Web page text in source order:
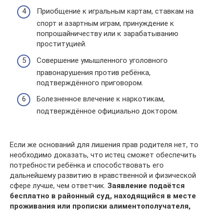
Приобщение к игральным картам, ставкам на
спорт и азартным играм, принуждение к
попрошайничеству или к зарабатыванию
проституцией.
Совершение умышленного уголовного
правонарушения против ребёнка,
подтверждённого приговором.
Болезненное влечение к наркотикам,
подтверждённое официально доктором.
Если же оснований для лишения прав родителя нет, то
необходимо доказать, что истец сможет обеспечить
потребности ребёнка и способствовать его
дальнейшему развитию в нравственной и физической
сфере лучше, чем ответчик. Заявление подаётся
бесплатно в районный суд, находящийся в месте
проживания или прописки алиментополучателя,